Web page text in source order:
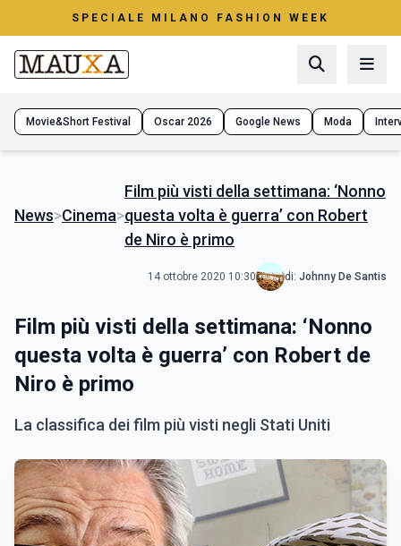
SPECIALE MILANO FASHION WEEK
Movie&Short Festival Oscar 2026 Google News Moda
News>Cinema>
Film più visti della settimana: ‘Nonno
questa volta è guerra’ con Robert
de Niro è primo
14 ottobre 2020 10:30 di: Johnny De Santis
Film più visti della settimana: ‘Nonno
questa volta è guerra’ con Robert de
Niro è primo
La classifica dei film più visti negli Stati Uniti